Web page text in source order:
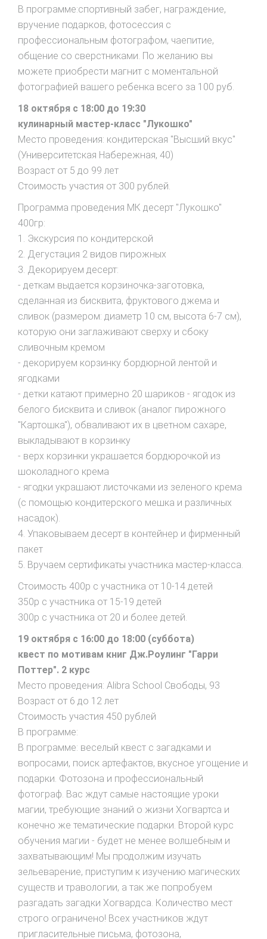
В программе:спортивный забег, награждение,
вручение подарков, фотосессия с
профессиональным фотографом, чаепитие,
общение со сверстниками. По желанию вы
можете приобрести магнит с моментальной
фотографией вашего ребенка всего за 100 руб.
18 октября с 18:00 до 19:30
кулинарный мастер-класс "Лукошко"
Место проведения: кондитерская "Высший вкус"
(Университетская Набережная, 40)
Возраст от 5 до 99 лет
Стоимость участия от 300 рублей.
Программа проведения МК десерт "Лукошко"
400гр:
1. Экскурсия по кондитерской
2. Дегустация 2 видов пирожных
3. Декорируем десерт:
- деткам выдается корзиночка-заготовка,
сделанная из бисквита, фруктового джема и
сливок (размером: диаметр 10 см, высота 6-7 см),
которую они заглаживают сверху и сбоку
сливочным кремом
- декорируем корзинку бордюрной лентой и
ягодками
- детки катают примерно 20 шариков - ягодок из
белого бисквита и сливок (аналог пирожного
"Картошка"), обваливают их в цветном сахаре,
выкладывают в корзинку
- верх корзинки украшается бордюрочкой из
шоколадного крема
- ягодки украшают листочками из зеленого крема
(с помощью кондитерского мешка и различных
насадок).
4. Упаковываем десерт в контейнер и фирменный
пакет
5. Вручаем сертификаты участника мастер-класса.
Стоимость 400р с участника от 10-14 детей
350р с участника от 15-19 детей
300р с участника от 20 и более детей.
19 октября с 16:00 до 18:00 (суббота)
квест по мотивам книг Дж.Роулинг "Гарри
Поттер". 2 курс
Место проведения: Alibra School Свободы, 93
Возраст от 6 до 12 лет
Стоимость участия 450 рублей
В программе:
В программе: веселый квест с загадками и
вопросами, поиск артефактов, вкусное угощение и
подарки. Фотозона и профессиональный
фотограф. Вас ждут самые настоящие уроки
магии, требующие знаний о жизни Хогвартса и
конечно же тематические подарки. Второй курс
обучения магии - будет не менее волшебным и
захватывающим! Мы продолжим изучать
зельеварение, приступим к изучению магических
существ и травологии, а так же попробуем
разгадать загадки Хогвардса. Количество мест
строго ограничено! Всех участников ждут
пригласительные письма, фотозона,